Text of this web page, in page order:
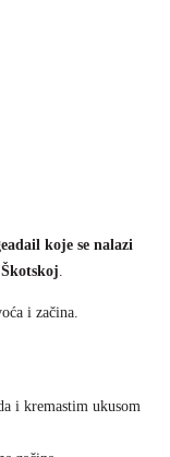
koje se nalazi
.
i začina.
i kremastim ukusom